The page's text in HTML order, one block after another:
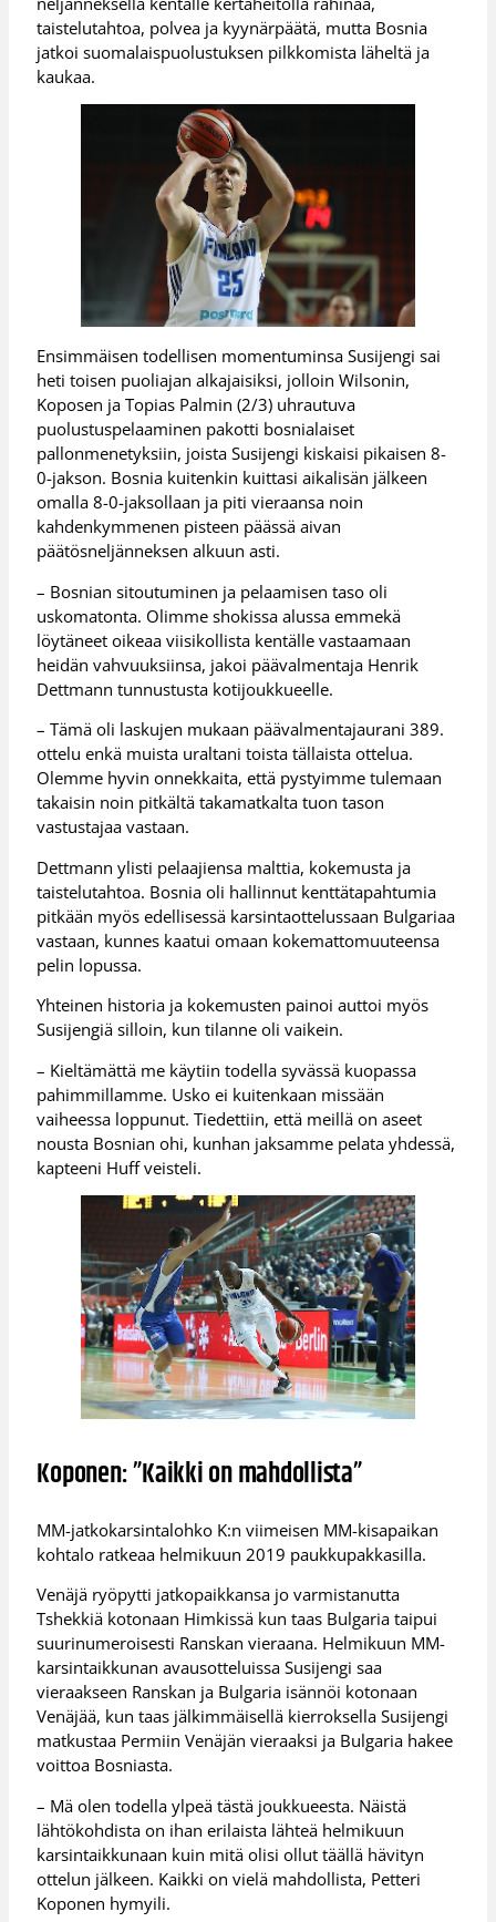
taistelutahtoa, polvea ja kyynärpäätä, mutta Bosnia
jatkoi suomalaispuolustuksen pilkkomista läheltä ja
kaukaa.
Ensimmäisen todellisen momentuminsa Susijengi sai
heti toisen puoliajan alkajaisiksi, jolloin Wilsonin,
Koposen ja Topias Palmin (2/3) uhrautuva
puolustuspelaaminen pakotti bosnialaiset
pallonmenetyksiin, joista Susijengi kiskaisi pikaisen 8-
0-jakson. Bosnia kuitenkin kuittasi aikalisän jälkeen
omalla 8-0-jaksollaan ja piti vieraansa noin
kahdenkymmenen pisteen päässä aivan
päätösneljänneksen alkuun asti.
– Bosnian sitoutuminen ja pelaamisen taso oli
uskomatonta. Olimme shokissa alussa emmekä
löytäneet oikeaa viisikollista kentälle vastaamaan
heidän vahvuuksiinsa, jakoi päävalmentaja Henrik
Dettmann tunnustusta kotijoukkueelle.
– Tämä oli laskujen mukaan päävalmentajaurani 389.
ottelu enkä muista uraltani toista tällaista ottelua.
Olemme hyvin onnekkaita, että pystyimme tulemaan
takaisin noin pitkältä takamatkalta tuon tason
vastustajaa vastaan.
Dettmann ylisti pelaajiensa malttia, kokemusta ja
taistelutahtoa. Bosnia oli hallinnut kenttätapahtumia
pitkään myös edellisessä karsintaottelussaan Bulgariaa
vastaan, kunnes kaatui omaan kokemattomuuteensa
pelin lopussa.
Yhteinen historia ja kokemusten painoi auttoi myös
Susijengiä silloin, kun tilanne oli vaikein.
– Kieltämättä me käytiin todella syvässä kuopassa
pahimmillamme. Usko ei kuitenkaan missään
vaiheessa loppunut. Tiedettiin, että meillä on aseet
nousta Bosnian ohi, kunhan jaksamme pelata yhdessä,
kapteeni Huff veisteli.
Koponen: ”Kaikki on mahdollista”
MM-jatkokarsintalohko K:n viimeisen MM-kisapaikan
kohtalo ratkeaa helmikuun 2019 paukkupakkasilla.
Venäjä ryöpytti jatkopaikkansa jo varmistanutta
Tshekkiä kotonaan Himkissä kun taas Bulgaria taipui
suurinumeroisesti Ranskan vieraana. Helmikuun MM-
karsintaikkunan avausotteluissa Susijengi saa
vieraakseen Ranskan ja Bulgaria isännöi kotonaan
Venäjää, kun taas jälkimmäisellä kierroksella Susijengi
matkustaa Permiin Venäjän vieraaksi ja Bulgaria hakee
voittoa Bosniasta.
– Mä olen todella ylpeä tästä joukkueesta. Näistä
lähtökohdista on ihan erilaista lähteä helmikuun
karsintaikkunaan kuin mitä olisi ollut täällä hävityn
ottelun jälkeen. Kaikki on vielä mahdollista, Petteri
Koponen hymyili.